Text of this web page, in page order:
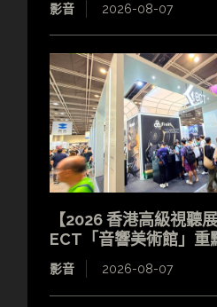
影音 2026-08-07
【2026 香港高級視聽展
ECT「音響美術館」重
影音 2026-08-07